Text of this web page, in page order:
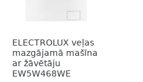
ELECTROLUX veļas
mazgājamā mašīna
ar žāvētāju
EW5W468WE